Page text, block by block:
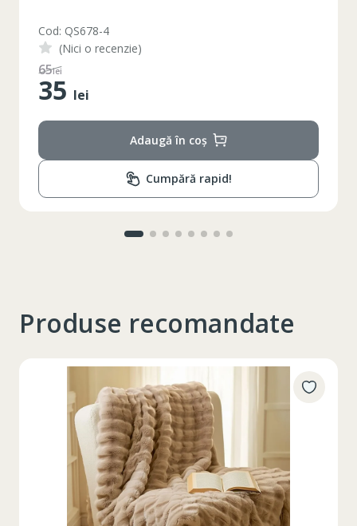
Cod: QS678-3
(Nici o recenzie)
48lei
35 lei
Adaugă în coș
Cumpără rapid!
Produse recomandate